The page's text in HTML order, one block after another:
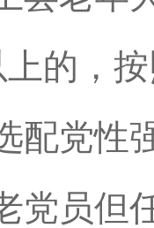
的，
配党性
党员但